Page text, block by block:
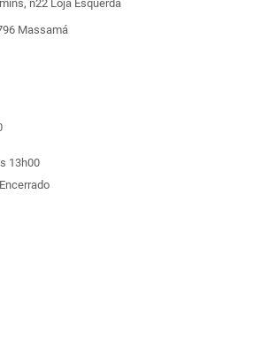
n22 Loja Esquerda
Massamá
13h00
Encerrado